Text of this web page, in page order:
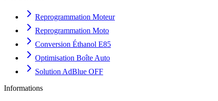
Reprogrammation Moteur
Reprogrammation Moto
Conversion Éthanol E85
Optimisation Boîte Auto
Solution AdBlue OFF
Informations